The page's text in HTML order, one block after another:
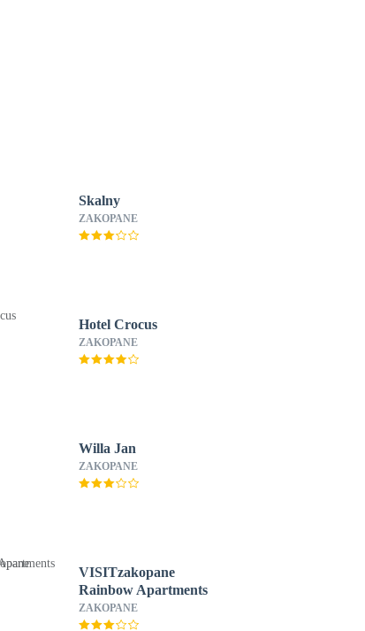
Skalny
ZAKOPANE
Hotel Crocus
ZAKOPANE
Willa Jan
ZAKOPANE
VISITzakopane
Rainbow Apartments
ZAKOPANE